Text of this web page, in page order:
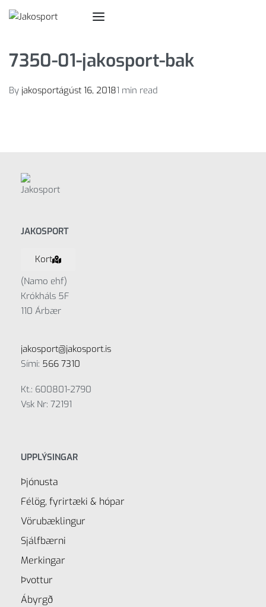
7350-01-jakosport-bak
By jakosportágúst 16, 20181 min read
JAKOSPORT
Kort
(Namo ehf)
Krókháls 5F
110 Árbær
jakosport@jakosport.is
Sími: 566 7310
Kt.: 600801-2790
Vsk Nr: 72191
UPPLÝSINGAR
Þjónusta
Félög, fyrirtæki & hópar
Vörubæklingur
Sjálfbærni
Merkingar
Þvottur
Ábyrgð